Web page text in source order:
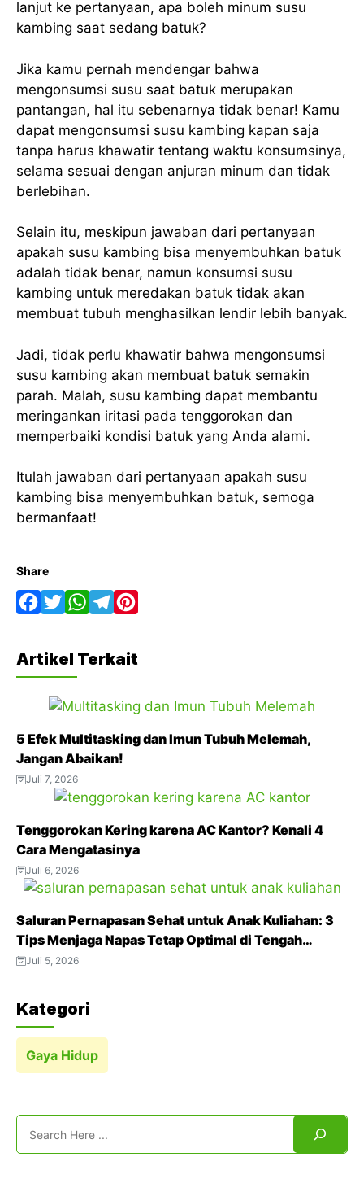
lanjut ke pertanyaan, apa boleh minum susu
kambing saat sedang batuk?
Jika kamu pernah mendengar bahwa
mengonsumsi susu saat batuk merupakan
pantangan, hal itu sebenarnya tidak benar! Kamu
dapat mengonsumsi susu kambing kapan saja
tanpa harus khawatir tentang waktu konsumsinya,
selama sesuai dengan anjuran minum dan tidak
berlebihan.
Selain itu, meskipun jawaban dari pertanyaan
apakah susu kambing bisa menyembuhkan batuk
adalah tidak benar, namun konsumsi susu
kambing untuk meredakan batuk tidak akan
membuat tubuh menghasilkan lendir lebih banyak.
Jadi, tidak perlu khawatir bahwa mengonsumsi
susu kambing akan membuat batuk semakin
parah. Malah, susu kambing dapat membantu
meringankan iritasi pada tenggorokan dan
memperbaiki kondisi batuk yang Anda alami.
Itulah jawaban dari pertanyaan apakah susu
kambing bisa menyembuhkan batuk, semoga
bermanfaat!
Share
a
c
o
o
w
i
e
r
h
a
t
A
p
p
e
r
m
t
r
s
Artikel Terkait
5 Efek Multitasking dan Imun Tubuh Melemah,
Jangan Abaikan!
Juli 7, 2026
Tenggorokan Kering karena AC Kantor? Kenali 4
Cara Mengatasinya
Juli 6, 2026
Saluran Pernapasan Sehat untuk Anak Kuliahan: 3
Tips Menjaga Napas Tetap Optimal di Tengah
Aktivitas Padat
Juli 5, 2026
Kategori
Gaya Hidup